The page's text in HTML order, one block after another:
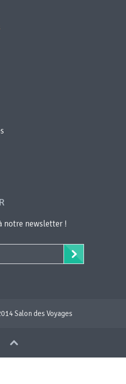
notre newsletter !
Salon des Voyages